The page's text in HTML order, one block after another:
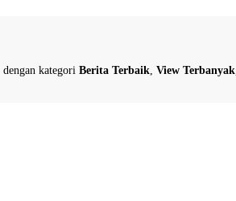
dengan kategori Berita Terbaik View Terbanyak